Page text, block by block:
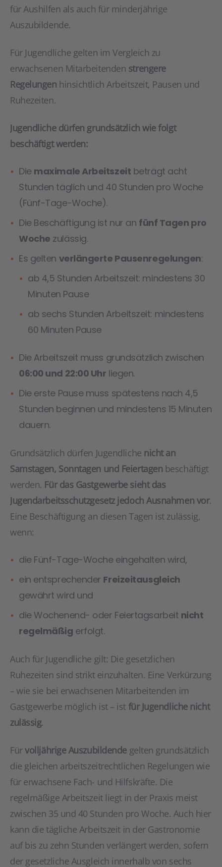
für Aushilfen als auch für minderjährige
Auszubildende.
Für Jugendliche gelten im Vergleich zu
erwachsenen Mitarbeitenden strengere
Regelungen hinsichtlich Arbeitszeit, Pausen und
Ruhezeiten.
Jugendliche dürfen grundsätzlich wie folgt
beschäftigt werden:
Die maximale Arbeitszeit beträgt acht
Stunden täglich und 40 Stunden pro Woche
(Fünf-Tage-Woche).
Die Beschäftigung ist nur an fünf Tagen pro
Woche zulässig.
Es gelten verlängerte Pausenregelungen:
ab 4,5 Stunden Arbeitszeit: mindestens 30
Minuten Pause
ab sechs Stunden Arbeitszeit: mindestens
60 Minuten Pause
Die Arbeitszeit muss grundsätzlich zwischen
06:00 und 22:00 Uhr liegen.
Die erste Pause muss spätestens nach 4,5
Stunden beginnen und mindestens 15 Minuten
dauern.
Grundsätzlich dürfen Jugendliche nicht an
Samstagen, Sonntagen und Feiertagen beschäftigt
werden. Für das Gastgewerbe sieht das
Jugendarbeitsschutzgesetz jedoch Ausnahmen vor.
Eine Beschäftigung an diesen Tagen ist zulässig,
wenn:
die Fünf-Tage-Woche eingehalten wird,
ein entsprechender Freizeitausgleich
gewährt wird und
die Wochenend- oder Feiertagsarbeit nicht
regelmäßig erfolgt.
Auch für Jugendliche gilt: Die gesetzlichen
Ruhezeiten sind strikt einzuhalten. Eine Verkürzung
– wie sie bei erwachsenen Mitarbeitenden im
Gastgewerbe möglich ist – ist für Jugendliche nicht
zulässig.
Fürvolljährige Auszubildendegelten grundsätzlich
die gleichen arbeitszeitrechtlichen Regelungen wie
für erwachsene Fach- und Hilfskräfte. Die
regelmäßige Arbeitszeit liegt in der Praxis meist
zwischen 35 und 40 Stunden pro Woche. Auch hier
kann die tägliche Arbeitszeit in der Gastronomie
auf bis zu zehn Stunden verlängert werden, sofern
der gesetzliche Ausgleich innerhalb von sechs